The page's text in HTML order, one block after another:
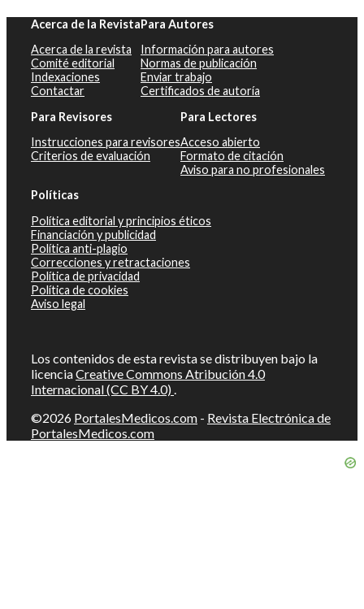
Acerca de la Revista
Acerca de la revista
Comité editorial
Indexaciones
Contactar
Para Autores
Información para autores
Normas de publicación
Enviar trabajo
Certificados de autoría
Para Revisores
Instrucciones para revisores
Criterios de evaluación
Para Lectores
Acceso abierto
Formato de citación
Aviso para no profesionales
Políticas
Política editorial y principios éticos
Financiación y publicidad
Política anti-plagio
Correcciones y retractaciones
Política de privacidad
Política de cookies
Aviso legal
Los contenidos de esta revista se distribuyen bajo la
licenciaCreative Commons Atribución 4.0
Internacional (CC BY 4.0) .
©2026 PortalesMedicos.com - Revista Electrónica de
PortalesMedicos.com